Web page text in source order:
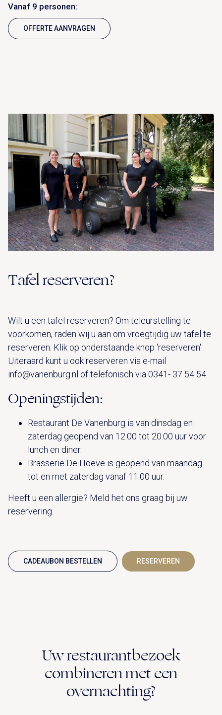
Vanaf 9 personen:
OFFERTE AANVRAGEN
Tafel reserveren?
Wilt u een tafel reserveren? Om teleurstelling te
voorkomen, raden wij u aan om vroegtijdig uw tafel te
reserveren. Klik op onderstaande knop 'reserveren'.
Uiteraard kunt u ook reserveren via e-mail
info@vanenburg.nl of telefonisch via 0341- 37 54 54.
Openingstijden:
Restaurant De Vanenburg is van dinsdag en
zaterdag geopend van 12:00 tot 20.00 uur voor
lunch en diner.
Brasserie De Hoeve is geopend van maandag
tot en met zaterdag vanaf 11.00 uur.
Heeft u een allergie? Meld het ons graag bij uw
reservering.
CADEAUBON BESTELLEN RESERVEREN
Uw restaurantbezoek
combineren met een
overnachting?